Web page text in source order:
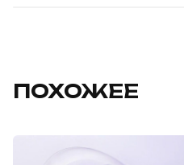
ПОХОЖЕЕ